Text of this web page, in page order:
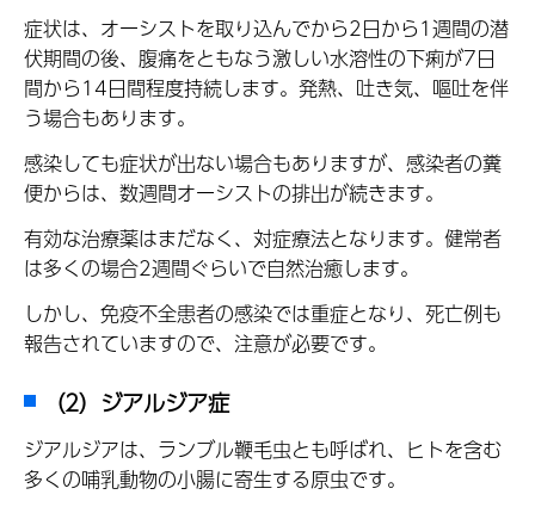
症状は、オーシストを取り込んでから2日から1週間の潜
伏期間の後、腹痛をともなう激しい水溶性の下痢が7日
間から14日間程度持続します。発熱、吐き気、嘔吐を伴
う場合もあります。
感染しても症状が出ない場合もありますが、感染者の糞
便からは、数週間オーシストの排出が続きます。
有効な治療薬はまだなく、対症療法となります。健常者
は多くの場合2週間ぐらいで自然治癒します。
しかし、免疫不全患者の感染では重症となり、死亡例も
報告されていますので、注意が必要です。
（2）ジアルジア症
ジアルジアは、ランブル鞭毛虫とも呼ばれ、ヒトを含む
多くの哺乳動物の小腸に寄生する原虫です。